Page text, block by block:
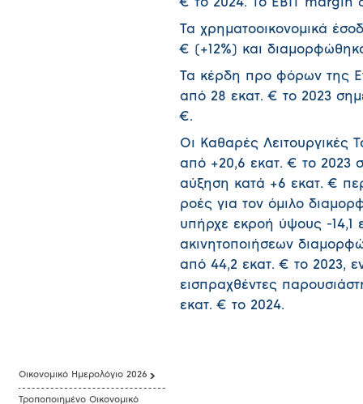
€ το 2024. Το EBIT margin
Τα χρηματοοικονομικά
€ (+12%) και
Τα κέρδη προ φόρων της
από 28 εκατ. € το 2023
€.
Οι Καθαρές Λειτουργικές
από +20,6 εκατ. € το 2023
αύξηση κατά +6 εκατ. €
ροές για τον όμιλο
υπήρχε εκροή ύψους -
ακινητοποιήσεων
από 44,2 εκατ. € το 2023,
εισπραχθέντες
εκατ. € το 2024.
Οικονομικό Ημερολόγιο 2026
Τροποποιημένο Οικονομικό